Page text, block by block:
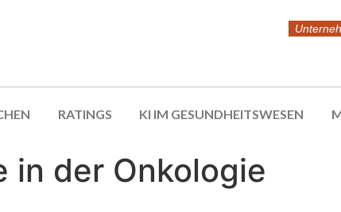
RATINGS KI IM GESUNDHEITSWESEN
in der Onkologie